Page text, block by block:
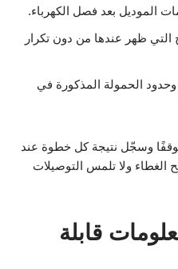
الموديل بعد فصل الكهرباء.
التي ظهر عندها من دون تكرار
وحدود الحمولة المذكورة في
وسجّل نتيجة كل خطوة عند
الغطاء ولا تلمس التوصيلات
قابلة